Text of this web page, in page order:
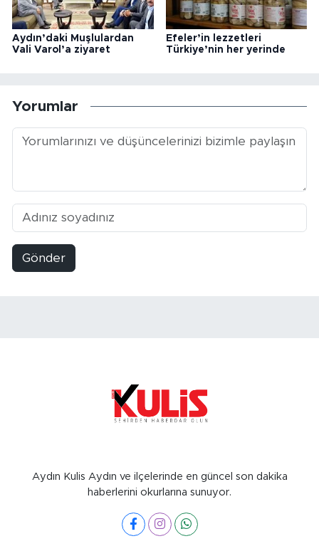
Aydın’daki Muşlulardan
Vali Varol’a ziyaret
Efeler’in lezzetleri
Türkiye’nin her yerinde
Yorumlar
Gönder
Aydın Kulis Aydın ve ilçelerinde en güncel son dakika
haberlerini okurlarına sunuyor.